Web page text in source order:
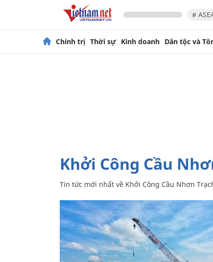
#
Chính trị Thời sự Kinh doanh Dân tộc và
Khởi Công Cầu
Tin tức mới nhất về Khởi Công Cầu Nhơn